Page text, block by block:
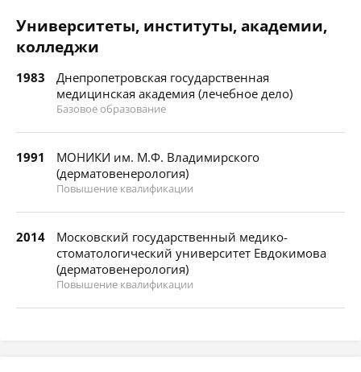
Университеты, институты, академии,
колледжи
1983
Днепропетровская государственная
медицинская академия (лечебное дело)
Базовое образование
1991
МОНИКИ им. М.Ф. Владимирского
(дерматовенерология)
Повышение квалификации
2014
Московский государственный медико-
стоматологический университет Евдокимова
(дерматовенерология)
Повышение квалификации